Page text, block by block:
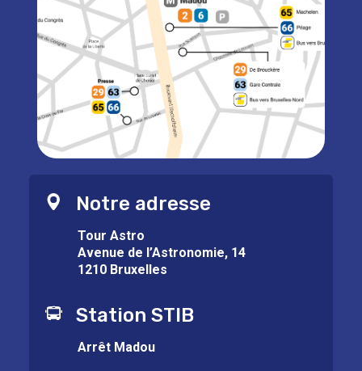
Notre adresse
Tour Astro
Avenue de l’Astronomie, 14
1210 Bruxelles
Station STIB
Arrêt Madou